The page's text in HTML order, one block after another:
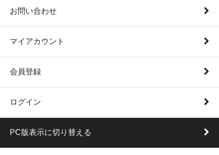
お問い合わせ
マイアカウント
会員登録
ログイン
PC版表示に切り替える